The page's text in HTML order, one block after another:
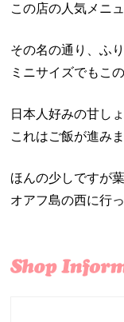
この店の人気メニュ
その名の通り、ふ
ミニサイズでもこ
日本人好みの甘し
これはご飯が進みま
ほんの少しですが
オアフ島の西に行